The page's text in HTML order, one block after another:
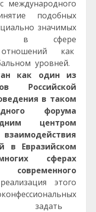
международного
подобных
значимых
в сфере
отношений как
уровней.
как один из
Российской
в таком
форума
центром
в Евразийском
сферах
этого
задать